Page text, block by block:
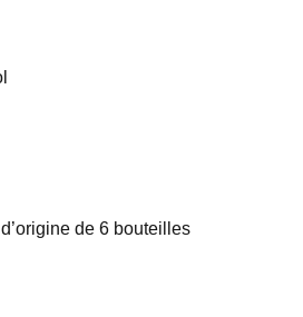
de 6 bouteilles